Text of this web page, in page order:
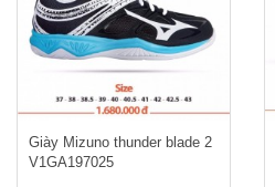
Giày Mizuno thunder blade 2
V1GA197025